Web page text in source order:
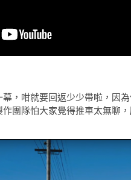
，咁就要回返少少帶啦，因
團隊怕大家覺得推車太無聊，